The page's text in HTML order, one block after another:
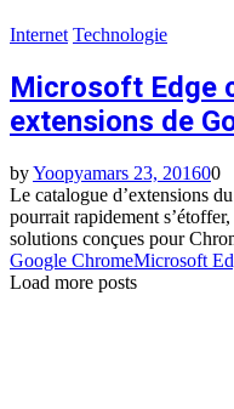
Internet Technologie
Microsoft Edge
extensions de
byYoopyamars 23, 201600
Le catalogue d’extensions
pourrait rapidement
solutions conçues pour
Google ChromeMicrosoft
Load more posts